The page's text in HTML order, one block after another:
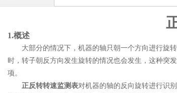
1.概述
大部分的情况下，机器的轴只朝一个方向进行旋
时，转子朝反方向发生旋转的情况也会发生，这种突
项。
正反转转速监测表对机器的轴的反向旋转进行识